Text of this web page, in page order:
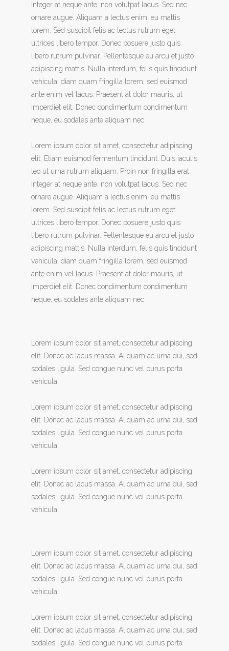
Integer at neque ante, non volutpat lacus. Sed nec
ornare augue. Aliquam a lectus enim, eu mattis
lorem. Sed suscipit felis ac lectus rutrum eget
ultrices libero tempor. Donec posuere justo quis
libero rutrum pulvinar. Pellentesque eu arcu et justo
adipiscing mattis. Nulla interdum, felis quis tincidunt
vehicula, diam quam fringilla lorem, sed euismod
ante enim vel lacus. Praesent at dolor mauris, ut
imperdiet elit. Donec condimentum condimentum
neque, eu sodales ante aliquam nec.
Lorem ipsum dolor sit amet, consectetur adipiscing
elit. Etiam euismod fermentum tincidunt. Duis iaculis
leo ut urna rutrum aliquam. Proin non fringilla erat.
Integer at neque ante, non volutpat lacus. Sed nec
ornare augue. Aliquam a lectus enim, eu mattis
lorem. Sed suscipit felis ac lectus rutrum eget
ultrices libero tempor. Donec posuere justo quis
libero rutrum pulvinar. Pellentesque eu arcu et justo
adipiscing mattis. Nulla interdum, felis quis tincidunt
vehicula, diam quam fringilla lorem, sed euismod
ante enim vel lacus. Praesent at dolor mauris, ut
imperdiet elit. Donec condimentum condimentum
neque, eu sodales ante aliquam nec.
Lorem ipsum dolor sit amet, consectetur adipiscing
elit. Donec ac lacus massa. Aliquam ac urna dui, sed
sodales ligula. Sed congue nunc vel purus porta
vehicula.
Lorem ipsum dolor sit amet, consectetur adipiscing
elit. Donec ac lacus massa. Aliquam ac urna dui, sed
sodales ligula. Sed congue nunc vel purus porta
vehicula.
Lorem ipsum dolor sit amet, consectetur adipiscing
elit. Donec ac lacus massa. Aliquam ac urna dui, sed
sodales ligula. Sed congue nunc vel purus porta
vehicula.
Lorem ipsum dolor sit amet, consectetur adipiscing
elit. Donec ac lacus massa. Aliquam ac urna dui, sed
sodales ligula. Sed congue nunc vel purus porta
vehicula.
Lorem ipsum dolor sit amet, consectetur adipiscing
elit. Donec ac lacus massa. Aliquam ac urna dui, sed
sodales ligula. Sed congue nunc vel purus porta